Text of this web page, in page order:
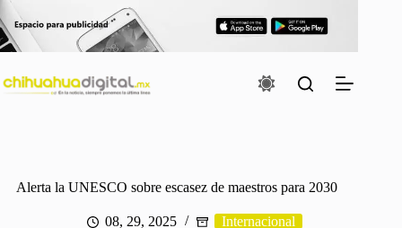
Saltar
al
contenido
Alerta la UNESCO sobre escasez de maestros para 2030
08, 29, 2025 Internacional